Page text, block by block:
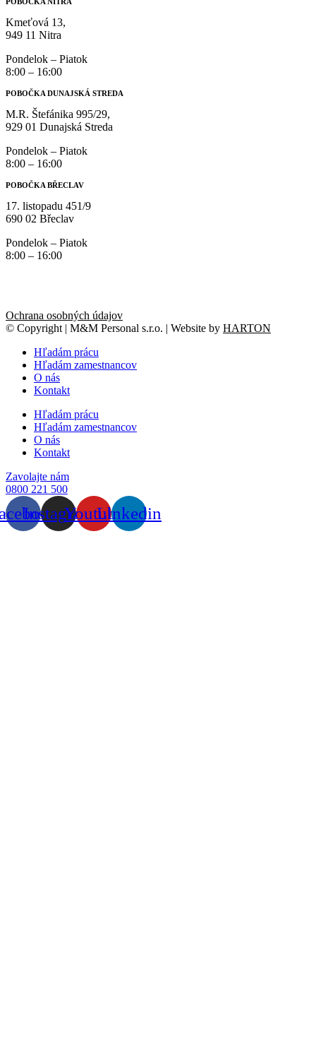
Kmeťová 13,
949 11 Nitra
Pondelok – Piatok
8:00 – 16:00
POBOČKA DUNAJSKÁ STREDA
M.R. Štefánika 995/29,
929 01 Dunajská Streda
Pondelok – Piatok
8:00 – 16:00
POBOČKA BŘECLAV
17. listopadu 451/9
690 02 Břeclav
Pondelok – Piatok
8:00 – 16:00
Ochrana osobných údajov
© Copyright | M&M Personal s.r.o. | Website by HARTON
Hľadám prácu
Hľadám zamestnancov
O nás
Kontakt
Hľadám prácu
Hľadám zamestnancov
O nás
Kontakt
Zavolajte nám
0800 221 500
InstagramYoutubeLinkedin